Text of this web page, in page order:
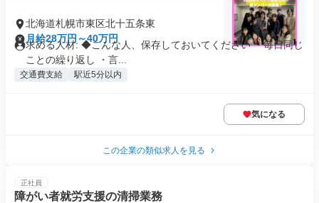
北海道札幌市東区北十五条東
月給28万円～40万円
求める人材: ◆こんな人、保存しておいてください ・毎日同じ
ことの繰り返し ・言...
交通費支給 駅近5分以内
気になる
この企業の類似求人を見る
正社員
障がい者就労支援の清掃業務